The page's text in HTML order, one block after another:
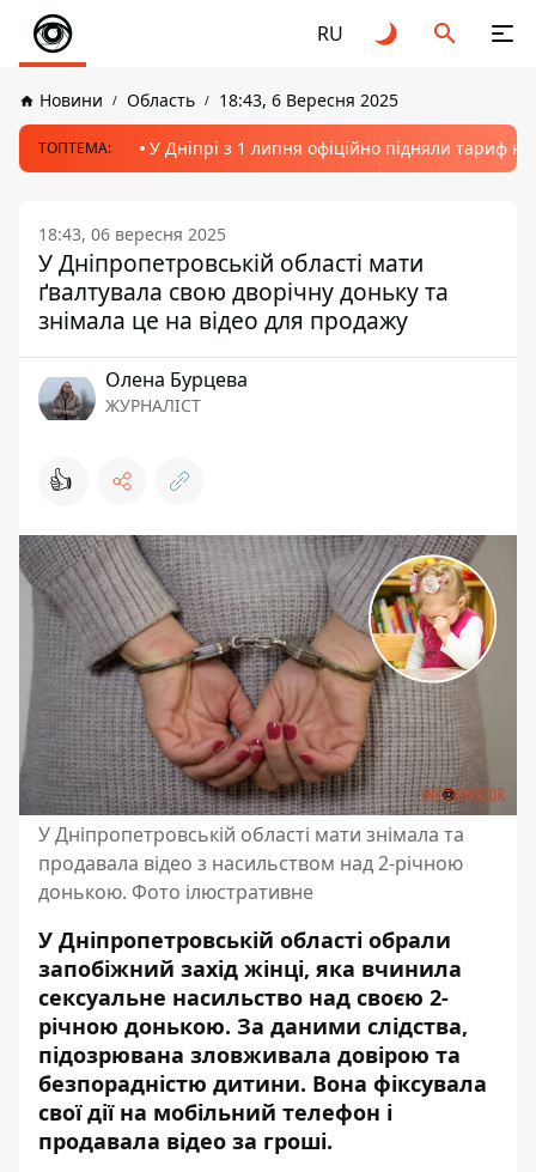
RU
Новини Область 18:43, 6 Вересня 2025
ТОПТЕМА: У Дніпрі з 1 липня офіційно підняли тариф
18:43, 06 вересня 2025
У Дніпропетровській області мати
ґвалтувала свою дворічну доньку та
знімала це на відео для продажу
Олена Бурцева
ЖУРНАЛІСТ
👍
У Дніпропетровській області мати знімала та
продавала відео з насильством над 2-річною
донькою. Фото ілюстративне
У Дніпропетровській області обрали
запобіжний захід жінці, яка вчинила
сексуальне насильство над своєю 2-
річною донькою. За даними слідства,
підозрювана зловживала довірою та
безпорадністю дитини. Вона фіксувала
свої дії на мобільний телефон і
продавала відео за гроші.